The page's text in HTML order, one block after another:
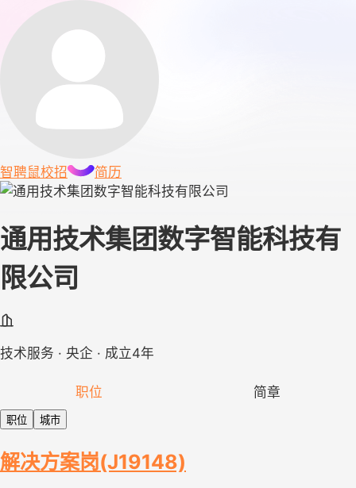
智聘鼠校招 简历
通用技术集团数字智能科技有
限公司
技术服务 · 央企 · 成立4年
职位 简章
职位 城市
解决方案岗(J19148)